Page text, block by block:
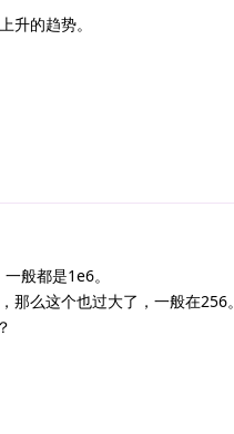
升的趋势。
般都是1e6。
么这个也过大了，一般在256。